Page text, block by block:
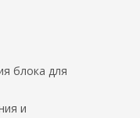
блока для
и